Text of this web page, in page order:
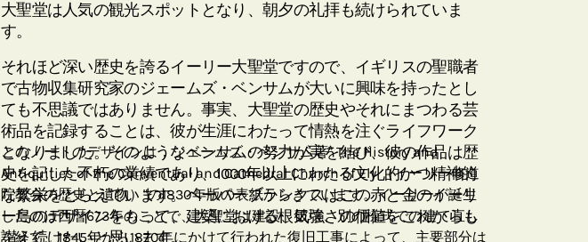
大聖堂は人気の観光スポットとなり、朝夕の礼拝も続けられていま
す。
それほど深い歴史を誇るイーリー大聖堂ですので、イギリスの聖職者
で古物収集研究家のジェームズ・ベンサムが大いに興味を持ったとし
ても不思議ではありません。事実、大聖堂の歴史やそれにまつわる芸
術品を記録することは、彼が生涯にわたって情熱を注ぐライフワーク
となりました。そのようなベンサムの努力が実を結び、彼の作品は歴
史を記した不朽の業績であり、1000年以上にわたる文化的かつ精神的
な繁栄をとらえています。ペーパーブランクスはこの赤と金のイーリ
ー島のデザインをもって、建築における根気強さの価値をこれからも
讃え続けたいと思います。
このノートのデザインは，ジェームズ・ベンサム著" The History and
Antiquities of the Conventual and Cathedral Church of Ely （イーリー修道
院教会の歴史と遺物）"の1830年版の表紙からきています。イーリーが誕生
したのは西暦673年のことで、大聖堂は建設、破壊、別の様式での建て直し
を経て、1845年から1870年にかけて行われた復旧工事によって、主要部分は